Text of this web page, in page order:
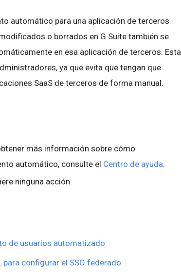
automático para una aplicación de terceros
o borrados en G Suite también se
en esa aplicación de terceros. Esta
ya que evita que tengan que
SaaS de terceros de forma manual.
más información sobre cómo
automático, consulte el Centro de ayuda.
ninguna acción.
de usuarios automatizado
para configurar el SSO federado